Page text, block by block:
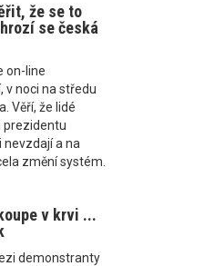
že se to
se česká
on-line
v noci na středu
Věří, že lidé
prezidentu
nevzdají a na
změní systém.
v krvi ...
demonstranty